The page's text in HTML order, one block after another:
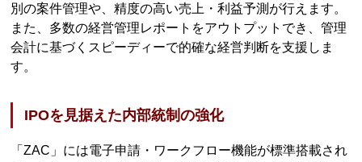
別の案件管理や、精度の高い売上・利益予測が行えます。
また、多数の経営管理レポートをアウトプットでき、管理
会計に基づくスピーディーで的確な経営判断を支援しま
す。
IPOを見据えた内部統制の強化
「ZAC」には電子申請・ワークフロー機能が標準搭載され